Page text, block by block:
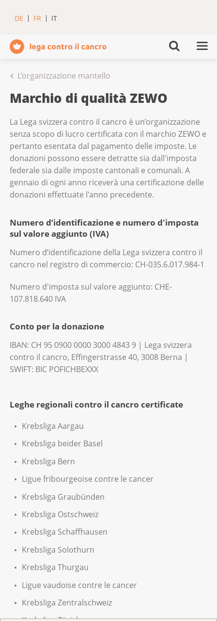
DE FR IT
L’organizzazione mantello
Marchio di qualità ZEWO
La Lega svizzera contro il cancro è un’organizzazione
senza scopo di lucro certificata con il marchio ZEWO e
pertanto esentata dal pagamento delle imposte. Le
donazioni possono essere detratte sia dall'imposta
federale sia dalle imposte cantonali e comunali. A
gennaio di ogni anno riceverà una certificazione delle
donazioni effettuate l'anno precedente.
Numero d’identificazione e numero d'imposta
sul valore aggiunto (IVA)
Numero d’identificazione della Lega svizzera contro il
cancro nel registro di commercio: CH-035.6.017.984-1
Numero d'imposta sul valore aggiunto: CHE-
107.818.640 IVA
Conto per la donazione
IBAN: CH 95 0900 0000 3000 4843 9 | Lega svizzera
contro il cancro, Effingerstrasse 40, 3008 Berna |
SWIFT: BIC POFICHBEXXX
Leghe regionali contro il cancro certificate
Krebsliga Aargau
Krebsliga beider Basel
Krebsliga Bern
Ligue fribourgeoise contre le cancer
Krebsliga Graubünden
Krebsliga Ostschweiz
Krebsliga Schaffhausen
Krebsliga Solothurn
Krebsliga Thurgau
Ligue vaudoise contre le cancer
Krebsliga Zentralschweiz